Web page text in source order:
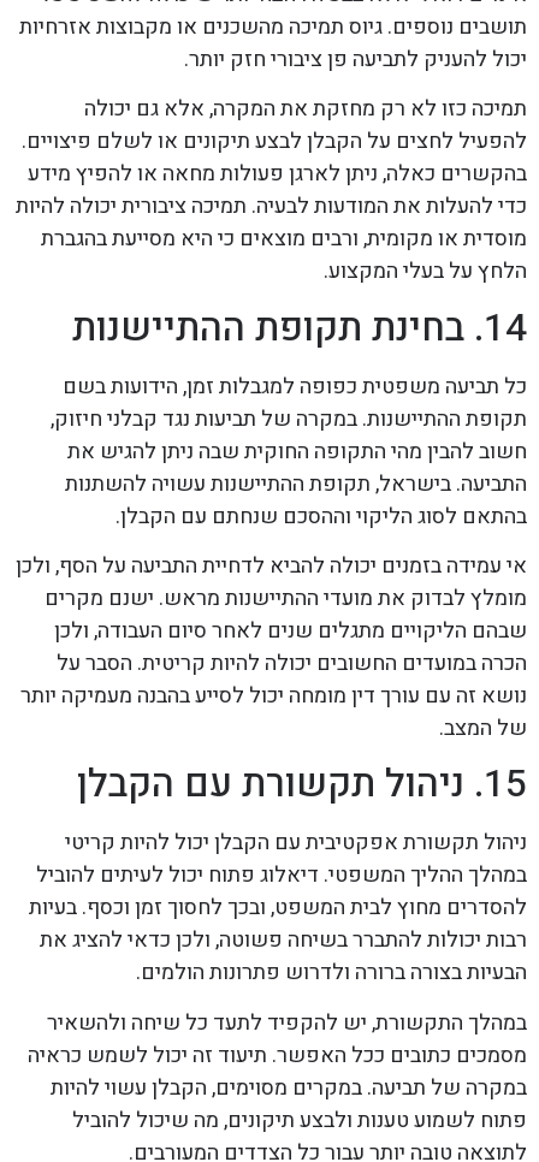
תושבים נוספים. גיוס תמיכה מהשכנים או מקבוצות אזרחיות
יכול להעניק לתביעה פן ציבורי חזק יותר.
תמיכה כזו לא רק מחזקת את המקרה, אלא גם יכולה
להפעיל לחצים על הקבלן לבצע תיקונים או לשלם פיצויים.
בהקשרים כאלה, ניתן לארגן פעולות מחאה או להפיץ מידע
כדי להעלות את המודעות לבעיה. תמיכה ציבורית יכולה להיות
מוסדית או מקומית, ורבים מוצאים כי היא מסייעת בהגברת
הלחץ על בעלי המקצוע.
14. בחינת תקופת ההתיישנות
כל תביעה משפטית כפופה למגבלות זמן, הידועות בשם
תקופת ההתיישנות. במקרה של תביעות נגד קבלני חיזוק,
חשוב להבין מהי התקופה החוקית שבה ניתן להגיש את
התביעה. בישראל, תקופת ההתיישנות עשויה להשתנות
בהתאם לסוג הליקוי וההסכם שנחתם עם הקבלן.
אי עמידה בזמנים יכולה להביא לדחיית התביעה על הסף, ולכן
מומלץ לבדוק את מועדי ההתיישנות מראש. ישנם מקרים
שבהם הליקויים מתגלים שנים לאחר סיום העבודה, ולכן
הכרה במועדים החשובים יכולה להיות קריטית. הסבר על
נושא זה עם עורך דין מומחה יכול לסייע בהבנה מעמיקה יותר
של המצב.
15. ניהול תקשורת עם הקבלן
ניהול תקשורת אפקטיבית עם הקבלן יכול להיות קריטי
במהלך ההליך המשפטי. דיאלוג פתוח יכול לעיתים להוביל
להסדרים מחוץ לבית המשפט, ובכך לחסוך זמן וכסף. בעיות
רבות יכולות להתברר בשיחה פשוטה, ולכן כדאי להציג את
הבעיות בצורה ברורה ולדרוש פתרונות הולמים.
במהלך התקשורת, יש להקפיד לתעד כל שיחה ולהשאיר
מסמכים כתובים ככל האפשר. תיעוד זה יכול לשמש כראיה
במקרה של תביעה. במקרים מסוימים, הקבלן עשוי להיות
פתוח לשמוע טענות ולבצע תיקונים, מה שיכול להוביל
לתוצאה טובה יותר עבור כל הצדדים המעורבים.